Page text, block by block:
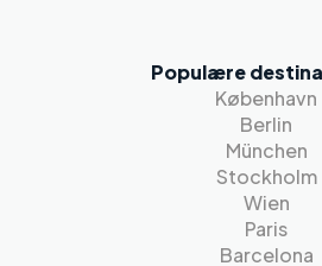
Populære
København
Berlin
München
Stockholm
Wien
Paris
Barcelona